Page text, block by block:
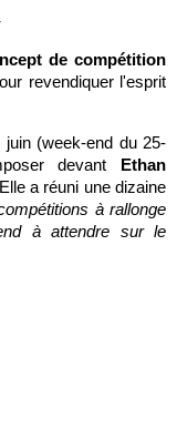
de compétition
revendiquer l'esprit
juin (week-end du 25-
devant Ethan
a réuni une dizaine
à rallonge
à attendre sur le